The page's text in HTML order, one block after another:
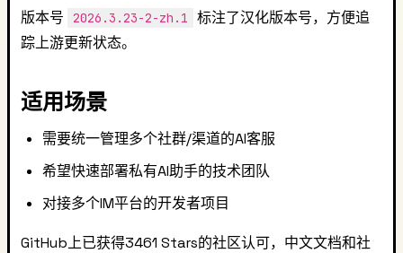
版本号 2026.3.23-2-zh.1
标注了汉化版本号，方便追
踪上游更新状态。
适用场景
需要统一管理多个社群/渠道的AI客服
希望快速部署私有AI助手的技术团队
对接多个IM平台的开发者项目
GitHub上已获得3461 Stars的社区认可，中文文档和社